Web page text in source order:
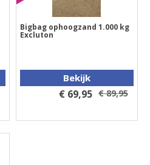
Bigbag ophoogzand 1.000 kg
Excluton
Bekijk
€ 69,95 € 89,95